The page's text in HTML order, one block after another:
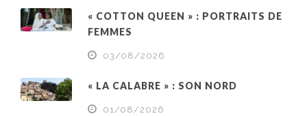
« COTTON QUEEN » : PORTRAITS DE
FEMMES
03/08/2026
« LA CALABRE » : SON NORD
01/08/2026